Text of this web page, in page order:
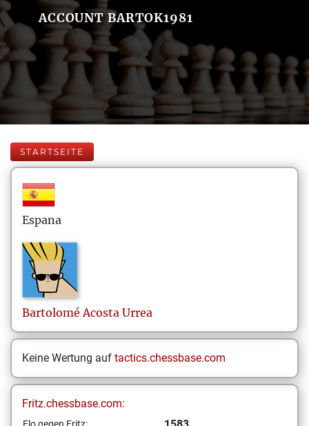
ACCOUNT BARTOK1981
STARTSEITE
Espana
Bartolomé Acosta Urrea
Keine Wertung auf tactics.chessbase.com
Fritz.chessbase.com: